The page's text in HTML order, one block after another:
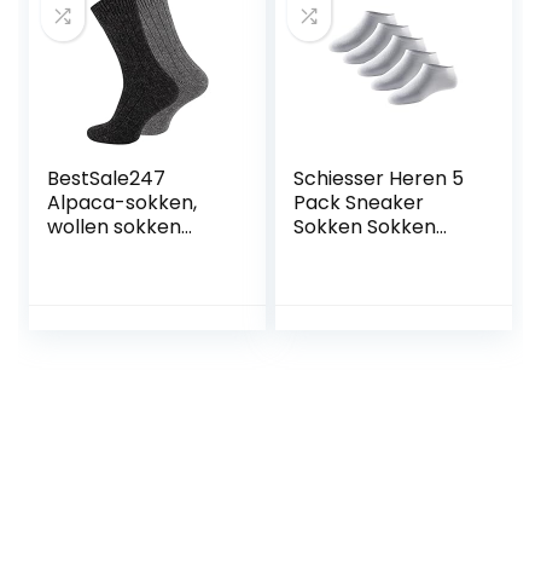
BestSale247
Alpaca-sokken,
wollen sokken
Schiesser Heren 5
Pack Sneaker
Sokken Sokken